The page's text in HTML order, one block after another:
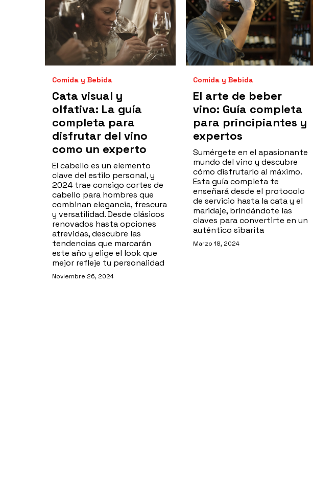
Comida y Bebida
Cata visual y
olfativa: La guía
completa para
disfrutar del vino
como un experto
El cabello es un elemento
clave del estilo personal, y
2024 trae consigo cortes de
cabello para hombres que
combinan elegancia, frescura
y versatilidad. Desde clásicos
renovados hasta opciones
atrevidas, descubre las
tendencias que marcarán
este año y elige el look que
mejor refleje tu personalidad
Noviembre 26, 2024
Comida y Bebida
El arte de beber
vino: Guía completa
para principiantes y
expertos
Sumérgete en el apasionante
mundo del vino y descubre
cómo disfrutarlo al máximo.
Esta guía completa te
enseñará desde el protocolo
de servicio hasta la cata y el
maridaje, brindándote las
claves para convertirte en un
auténtico sibarita
Marzo 18, 2024